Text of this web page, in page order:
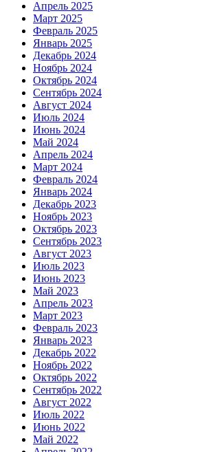
Апрель 2025
Март 2025
Февраль 2025
Январь 2025
Декабрь 2024
Ноябрь 2024
Октябрь 2024
Сентябрь 2024
Август 2024
Июль 2024
Июнь 2024
Май 2024
Апрель 2024
Март 2024
Февраль 2024
Январь 2024
Декабрь 2023
Ноябрь 2023
Октябрь 2023
Сентябрь 2023
Август 2023
Июль 2023
Июнь 2023
Май 2023
Апрель 2023
Март 2023
Февраль 2023
Январь 2023
Декабрь 2022
Ноябрь 2022
Октябрь 2022
Сентябрь 2022
Август 2022
Июль 2022
Июнь 2022
Май 2022